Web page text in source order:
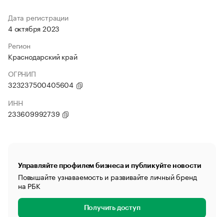
Дата регистрации
4 октября 2023
Регион
Краснодарский край
ОГРНИП
323237500405604
ИНН
233609992739
Управляйте профилем бизнеса и публикуйте новости
Повышайте узнаваемость и развивайте личный бренд
на РБК
Получить доступ